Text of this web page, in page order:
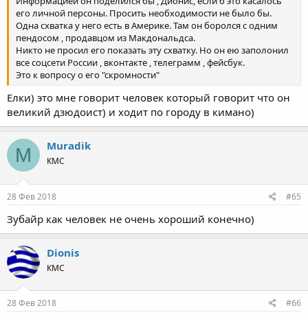
его личной персоны. Просить необходимости не было бы.
Одна схватка у него есть в Америке. Там он боролся с одним
пендосом , продавцом из Макдональдса.
Никто не просил его показать эту схватку. Но он ею заполонил
все соцсети России , вконтакте , телеграмм , фейсбук.
Это к вопросу о его "скромности"
Елки) это мне говорит человек который говорит что он
великий дзюдоист) и ходит по городу в кимано)
M Muradik
КМС
28 Фев 2018 #65
Зубайр как человек не очень хороший конечно)
Dionis
КМС
28 Фев 2018 #66